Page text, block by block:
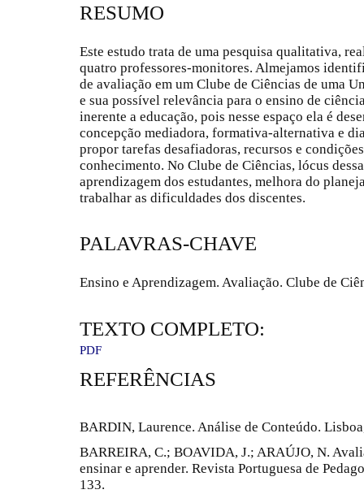
RESUMO
Este estudo trata de uma pesquisa qualitativa,
quatro professores-monitores. Almejamos
de avaliação em um Clube de Ciências de uma
e sua possível relevância para o ensino de
inerente a educação, pois nesse espaço ela é
concepção mediadora, formativa-alternativa e
propor tarefas desafiadoras, recursos e
conhecimento. No Clube de Ciências, lócus
aprendizagem dos estudantes, melhora do
trabalhar as dificuldades dos discentes.
PALAVRAS-CHAVE
Ensino e Aprendizagem. Avaliação. Clube de
TEXTO COMPLETO:
PDF
REFERÊNCIAS
BARDIN, Laurence. Análise de Conteúdo.
BARREIRA, C.; BOAVIDA, J.; ARAÚJO, N.
ensinar e aprender. Revista Portuguesa de
133.